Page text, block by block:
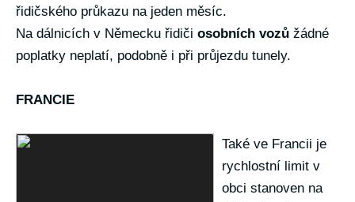
řidičského průkazu na jeden měsíc.
Na dálnicích v Německu řidiči osobních vozů žádné
poplatky neplatí, podobně i při průjezdu tunely.
FRANCIE
Také ve Francii je
rychlostní limit v
obci stanoven na